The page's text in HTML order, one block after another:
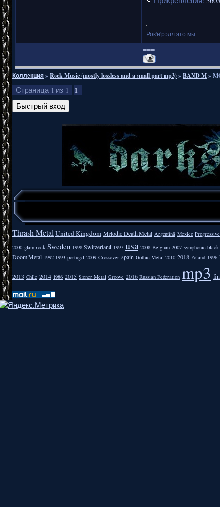
Рок'н'ролл это мы
===
Коллекция»Rock Music (mostly lossless and a small part mp3)»BAND M»
Страница 1 из 1 1
Thrash Metal United Kingdom Melodic Death Metal Argentīnā Mexico Progressive
2000 glam rock Sweden 1998 Switzerland 1997 usa 2008 Belgium 2007 symphonic
Doom Metal 1992 1993 portugal 2009 Crossover spain Gothic Metal 2010 2018 Poland 1996
2013 Chile 2014 1986 2015 Stoner Metal Groove 2016 Russian Federation mp3